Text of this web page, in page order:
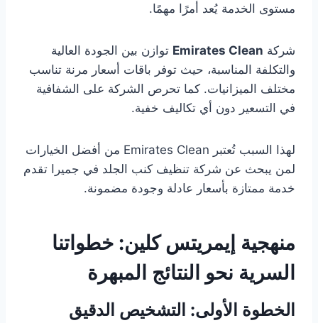
مستوى الخدمة يُعد أمرًا مهمًا.
شركة Emirates Clean توازن بين الجودة العالية
والتكلفة المناسبة، حيث توفر باقات أسعار مرنة تناسب
مختلف الميزانيات. كما تحرص الشركة على الشفافية
في التسعير دون أي تكاليف خفية.
لهذا السبب تُعتبر Emirates Clean من أفضل الخيارات
لمن يبحث عن شركة تنظيف كنب الجلد في جميرا تقدم
خدمة ممتازة بأسعار عادلة وجودة مضمونة.
منهجية إيمريتس كلين: خطواتنا
السرية نحو النتائج المبهرة
الخطوة الأولى: التشخيص الدقيق